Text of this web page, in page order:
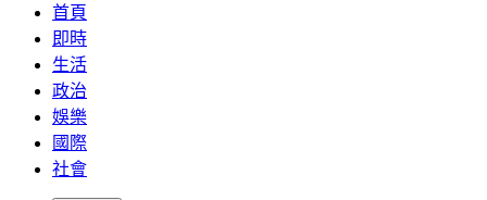
首頁
即時
生活
政治
娛樂
國際
社會